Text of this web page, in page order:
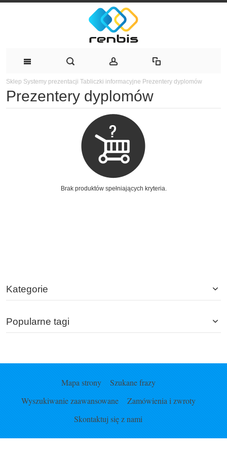
Sklep Systemy prezentacji Tabliczki informacyjne Prezentery dyplomów
Prezentery dyplomów
Brak produktów spełniających kryteria.
Kategorie
Popularne tagi
Mapa strony
Szukane frazy
Wyszukiwanie zaawansowane
Zamówienia i zwroty
Skontaktuj się z nami